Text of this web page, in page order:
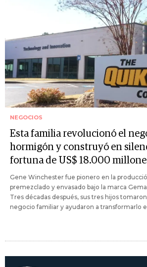
NEGOCIOS
Esta familia revolucionó el
hormigón y construyó en
fortuna de US$ 18.000
Gene Winchester fue pionero en la
premezclado y envasado bajo la marca
Tres décadas después, sus tres hijos
negocio familiar y ayudaron a transformarlo